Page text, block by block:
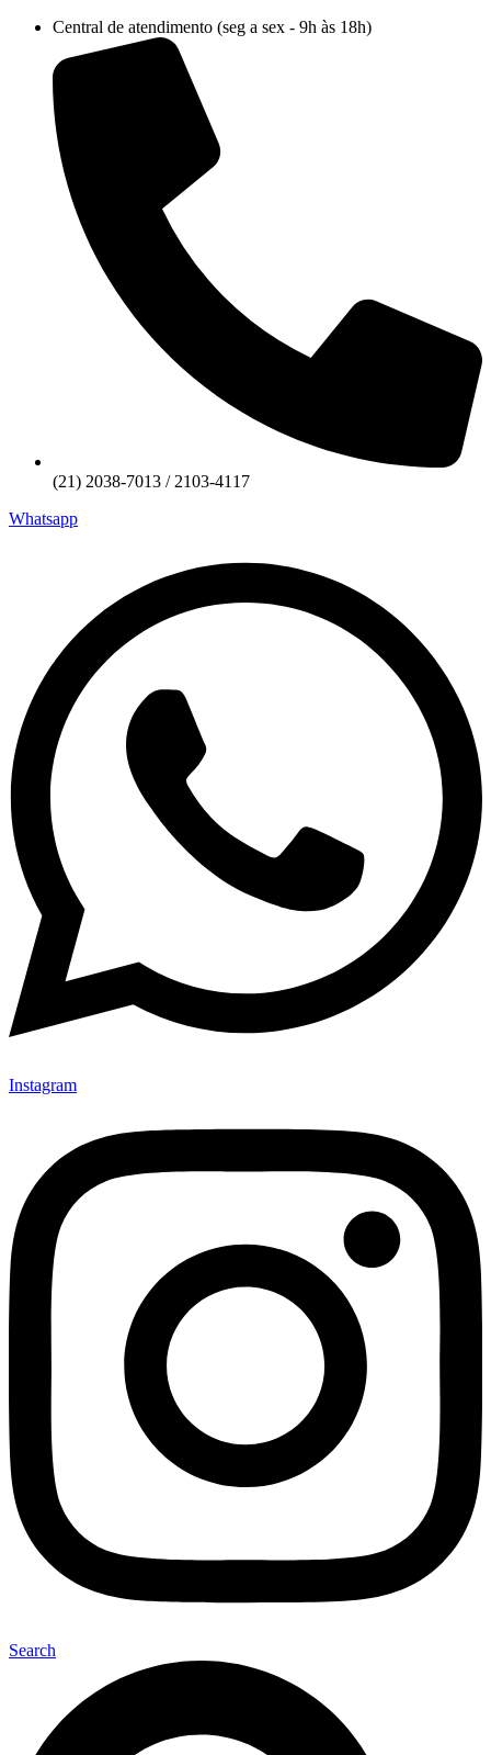
conteúdo
Central de atendimento (seg a sex - 9h às 18h)
(21) 2038-7013 / 2103-4117
Whatsapp
Instagram
Search